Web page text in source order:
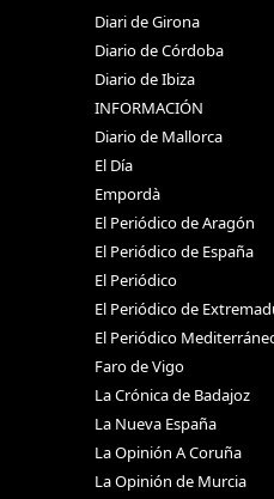
Diari de Girona
Diario de Córdoba
Diario de Ibiza
INFORMACIÓN
Diario de Mallorca
El Día
Empordà
El Periódico de Aragón
El Periódico de España
El Periódico
El Periódico de
El Periódico
Faro de Vigo
La Crónica de Badajoz
La Nueva España
La Opinión A Coruña
La Opinión de Murcia